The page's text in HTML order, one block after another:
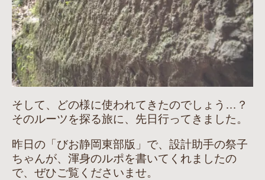
そして、どの様に使われてきたのでしょう…？
そのルーツを探る旅に、先日行ってきました。
昨日の「びお静岡東部版」で、設計助手の祭子
ちゃんが、渾身のルポを書いてくれましたの
で、ぜひご覧くださいませ。